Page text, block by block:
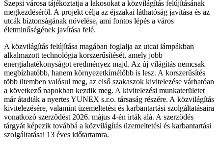
Szepsi városa tájékoztatja a lakosokat a közvilágítás felújításának
megkezdéséről. A projekt célja az éjszakai láthatóság javítása és az
utcák biztonságának növelése, ami fontos lépés a város
életminőségének javítása felé.
A közvilágítás felújítása magában foglalja az utcai lámpákban
alkalmazott technológia korszerűsítését, amely jobb
energiahatékonyságot eredményez majd. Az új világítás nemcsak
megbízhatóbb, hanem környezetkímélőbb is lesz. A korszerűsítés
több ütemben valósul meg, az első szakaszok kivitelezése várhatóan
a következő napokban kezdik meg. A kivitelezési munkaterületet
már átadták a nyertes YUNEX s.r.o. társaság részére. A közvilágítás
kivitelezésére, valamint üzemeltetési és karbantartási szolgáltatásaira
vonatkozó szerződést 2026. május 4-én írták alá. A szerződés
tárgyát képezik továbbá a közvilágítás üzemeltetési és karbantartási
szolgáltatásai 13 éves időtartamra.